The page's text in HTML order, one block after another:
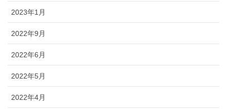
2023年1月
2022年9月
2022年6月
2022年5月
2022年4月